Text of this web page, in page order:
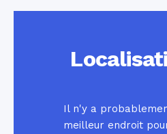
Il n'y a
meilleur endroit